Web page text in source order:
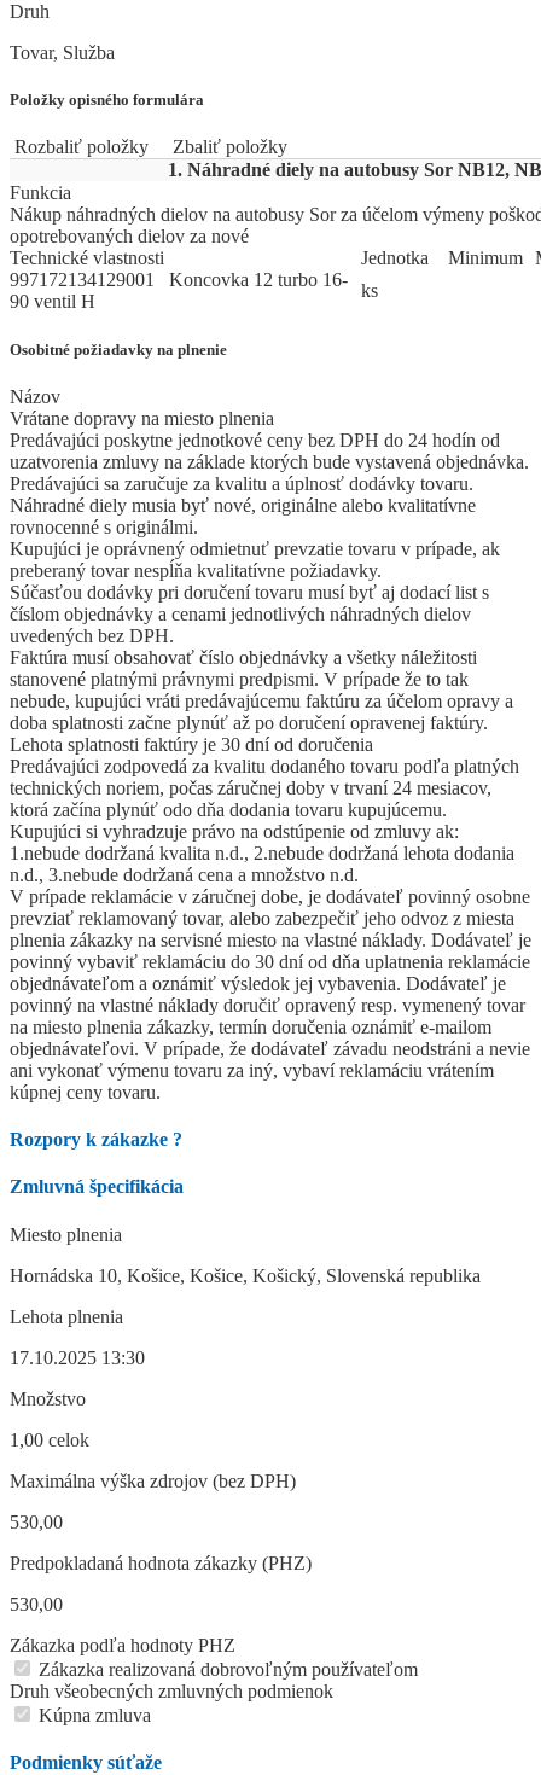
Druh
Tovar, Služba
Položky opisného formulára
Rozbaliť položky
Zbaliť položky
1. Náhradné diely na autobusy Sor NB12,
Funkcia
Nákup náhradných dielov na autobusy Sor za účelom výmeny
opotrebovaných dielov za nové
Technické vlastnosti
Jed­not­ka Mi­ni­mum
997172134129001 Koncovka 12 turbo 16-
90 ventil H
ks
Osobitné požiadavky na plnenie
Názov
Vrátane dopravy na miesto plnenia
Predávajúci poskytne jednotkové ceny bez DPH do 24 hodín od
uzatvorenia zmluvy na základe ktorých bude vystavená objednávka.
Predávajúci sa zaručuje za kvalitu a úplnosť dodávky tovaru.
Náhradné diely musia byť nové, originálne alebo kvalitatívne
rovnocenné s originálmi.
Kupujúci je oprávnený odmietnuť prevzatie tovaru v prípade, ak
preberaný tovar nespĺňa kvalitatívne požiadavky.
Súčasťou dodávky pri doručení tovaru musí byť aj dodací list s
číslom objednávky a cenami jednotlivých náhradných dielov
uvedených bez DPH.
Faktúra musí obsahovať číslo objednávky a všetky náležitosti
stanovené platnými právnymi predpismi. V prípade že to tak
nebude, kupujúci vráti predávajúcemu faktúru za účelom opravy a
doba splatnosti začne plynúť až po doručení opravenej faktúry.
Lehota splatnosti faktúry je 30 dní od doručenia
Predávajúci zodpovedá za kvalitu dodaného tovaru podľa platných
technických noriem, počas záručnej doby v trvaní 24 mesiacov,
ktorá začína plynúť odo dňa dodania tovaru kupujúcemu.
Kupujúci si vyhradzuje právo na odstúpenie od zmluvy ak:
1.nebude dodržaná kvalita n.d., 2.nebude dodržaná lehota dodania
n.d., 3.nebude dodržaná cena a množstvo n.d.
V prípade reklamácie v záručnej dobe, je dodávateľ povinný osobne
prevziať reklamovaný tovar, alebo zabezpečiť jeho odvoz z miesta
plnenia zákazky na servisné miesto na vlastné náklady. Dodávateľ je
povinný vybaviť reklamáciu do 30 dní od dňa uplatnenia reklamácie
objednávateľom a oznámiť výsledok jej vybavenia. Dodávateľ je
povinný na vlastné náklady doručiť opravený resp. vymenený tovar
na miesto plnenia zákazky, termín doručenia oznámiť e-mailom
objednávateľovi. V prípade, že dodávateľ závadu neodstráni a nevie
ani vykonať výmenu tovaru za iný, vybaví reklamáciu vrátením
kúpnej ceny tovaru.
Rozpory k zákazke ?
Zmluvná špecifikácia
Miesto plnenia
Hornádska 10, Košice, Košice, Košický, Slovenská republika
Lehota plnenia
17.10.2025 13:30
Množstvo
1,00 celok
Maximálna výška zdrojov (bez DPH)
530,00
Predpokladaná hodnota zákazky (PHZ)
530,00
Zákazka podľa hodnoty PHZ
Zákazka realizovaná dobrovoľným používateľom
Druh všeobecných zmluvných podmienok
Kúpna zmluva
Podmienky súťaže